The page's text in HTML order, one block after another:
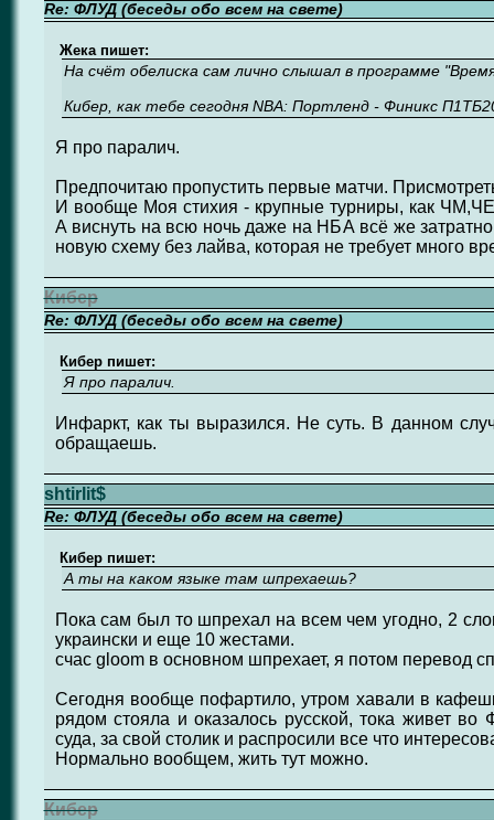
Re: ФЛУД (беседы обо всем на свете)
Жека пишет:
На счёт обелиска сам лично слышал в программе
Кибер, как тебе сегодня NBA: Портленд - Финикс
Я про паралич.
Предпочитаю пропустить первые матчи.
И вообще Моя стихия - крупные турниры, как
А виснуть на всю ночь даже на НБА всё же
новую схему без лайва, которая не требует много
Кибер
Re: ФЛУД (беседы обо всем на свете)
Кибер пишет:
Я про паралич.
Инфаркт, как ты выразился. Не суть. В данном
обращаешь.
shtirlit$
Re: ФЛУД (беседы обо всем на свете)
Кибер пишет:
А ты на каком языке там шпрехаешь?
Пока сам был то шпрехал на всем чем угодно, 2
украински и еще 10 жестами.
счас gloom в основном шпрехает, я потом перевод
Сегодня вообще пофартило, утром хавали в
рядом стояла и оказалось русской, тока живет
суда, за свой столик и распросили все что
Нормально вообщем, жить тут можно.
Кибер